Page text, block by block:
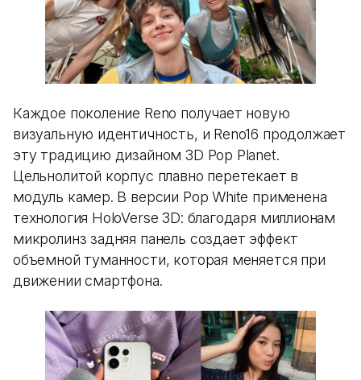
Каждое поколение Reno получает новую
визуальную идентичность, и Reno16 продолжает
эту традицию дизайном 3D Pop Planet.
Цельнолитой корпус плавно перетекает в
модуль камер. В версии Pop White применена
технология HoloVerse 3D: благодаря миллионам
микролинз задняя панель создает эффект
объемной туманности, которая меняется при
движении смартфона.